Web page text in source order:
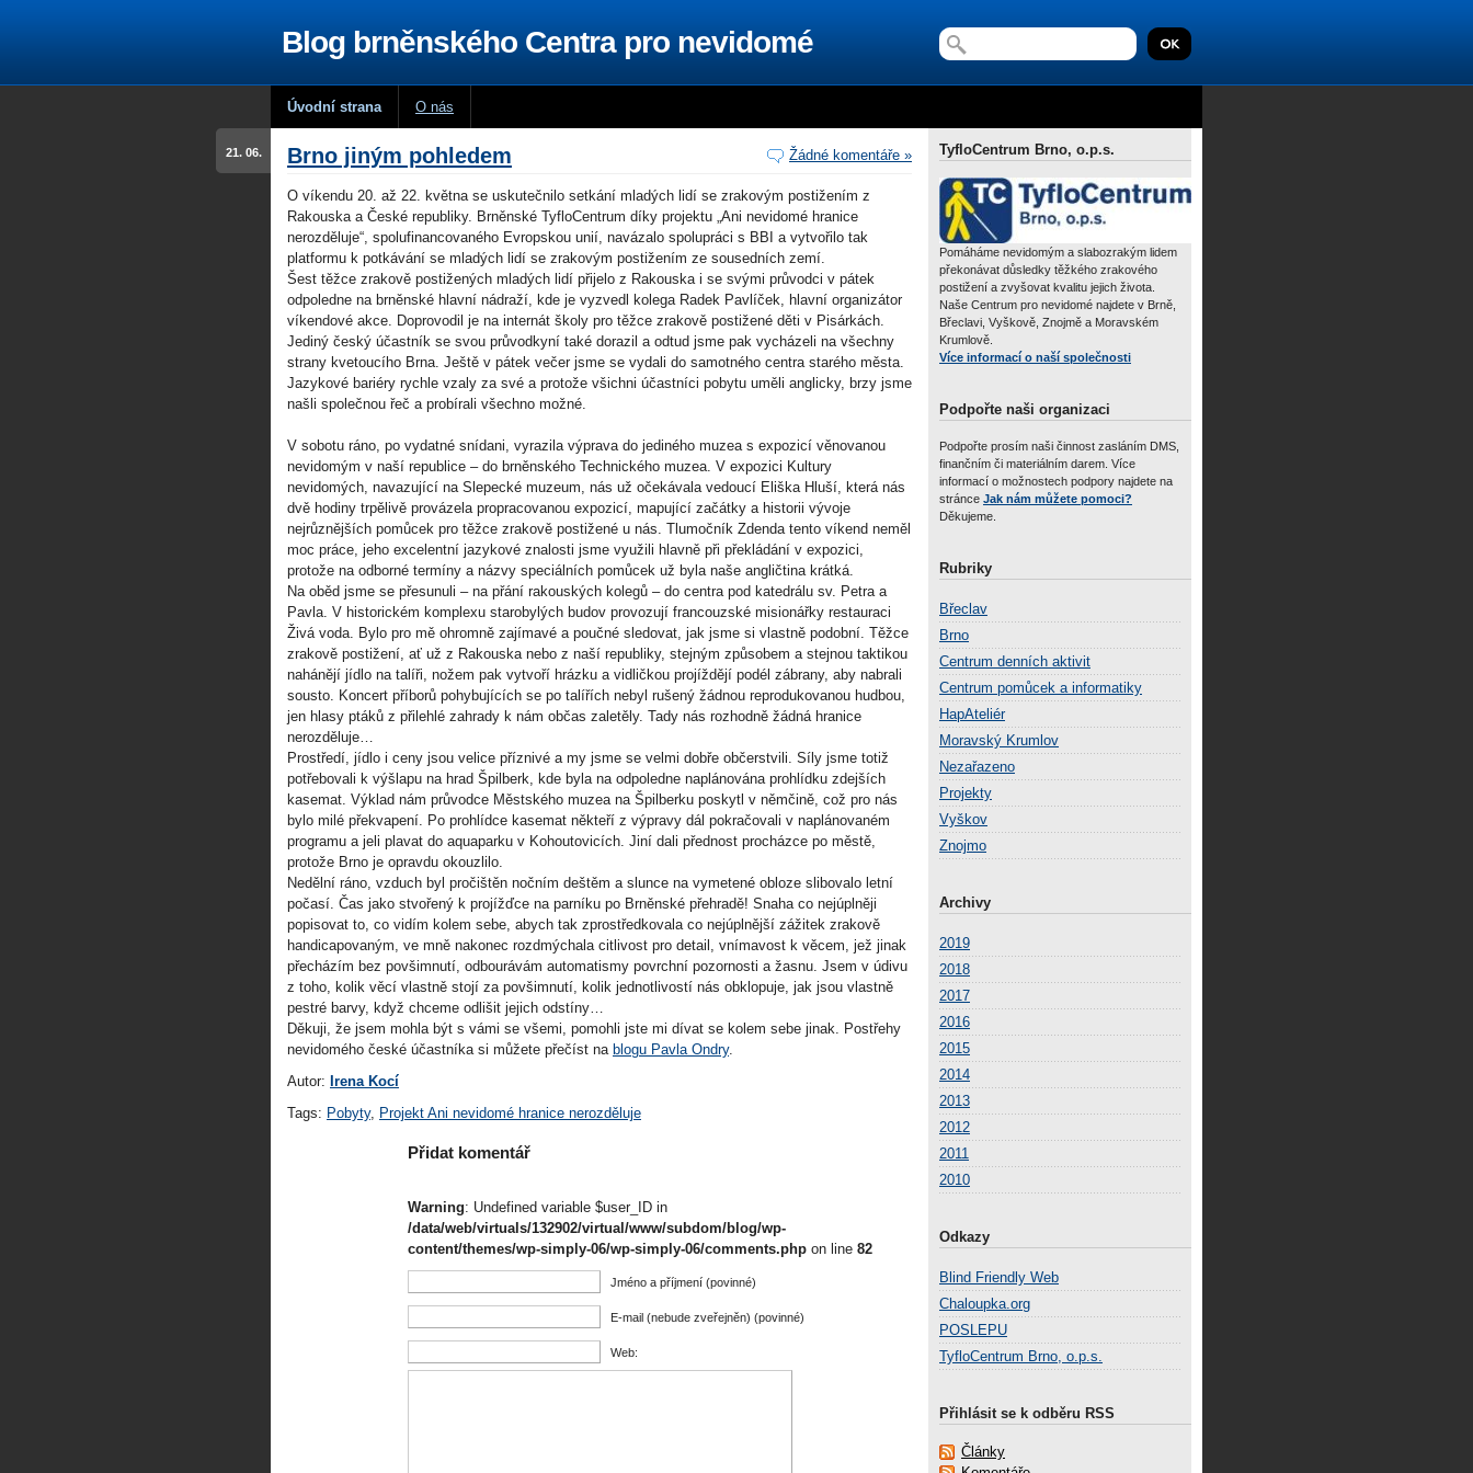
Blog brněnského Centra pro nevidomé
Úvodní strana O nás
Žádné komentáře »
Brno jiným pohledem
21. 06.
O víkendu 20. až 22. května se uskutečnilo setkání mladých lidí se zrakovým postižením z
Rakouska a České republiky. Brněnské TyfloCentrum díky projektu „Ani nevidomé hranice
nerozděluje“, spolufinancovaného Evropskou unií, navázalo spolupráci s BBI a vytvořilo tak
platformu k potkávání se mladých lidí se zrakovým postižením ze sousedních zemí.
Šest těžce zrakově postižených mladých lidí přijelo z Rakouska i se svými průvodci v pátek
odpoledne na brněnské hlavní nádraží, kde je vyzvedl kolega Radek Pavlíček, hlavní organizátor
víkendové akce. Doprovodil je na internát školy pro těžce zrakově postižené děti v Pisárkách.
Jediný český účastník se svou průvodkyní také dorazil a odtud jsme pak vycházeli na všechny
strany kvetoucího Brna. Ještě v pátek večer jsme se vydali do samotného centra starého města.
Jazykové bariéry rychle vzaly za své a protože všichni účastníci pobytu uměli anglicky, brzy jsme
našli společnou řeč a probírali všechno možné.
V sobotu ráno, po vydatné snídani, vyrazila výprava do jediného muzea s expozicí věnovanou
nevidomým v naší republice – do brněnského Technického muzea. V expozici Kultury
nevidomých, navazující na Slepecké muzeum, nás už očekávala vedoucí Eliška Hluší, která nás
dvě hodiny trpělivě provázela propracovanou expozicí, mapující začátky a historii vývoje
nejrůznějších pomůcek pro těžce zrakově postižené u nás. Tlumočník Zdenda tento víkend neměl
moc práce, jeho excelentní jazykové znalosti jsme využili hlavně při překládání v expozici,
protože na odborné termíny a názvy speciálních pomůcek už byla naše angličtina krátká.
Na oběd jsme se přesunuli – na přání rakouských kolegů – do centra pod katedrálu sv. Petra a
Pavla. V historickém komplexu starobylých budov provozují francouzské misionářky restauraci
Živá voda. Bylo pro mě ohromně zajímavé a poučné sledovat, jak jsme si vlastně podobní. Těžce
zrakově postižení, ať už z Rakouska nebo z naší republiky, stejným způsobem a stejnou taktikou
nahánějí jídlo na talíři, nožem pak vytvoří hrázku a vidličkou projíždějí podél zábrany, aby nabrali
sousto. Koncert příborů pohybujících se po talířích nebyl rušený žádnou reprodukovanou hudbou,
jen hlasy ptáků z přilehlé zahrady k nám občas zaletěly. Tady nás rozhodně žádná hranice
nerozděluje…
Prostředí, jídlo i ceny jsou velice příznivé a my jsme se velmi dobře občerstvili. Síly jsme totiž
potřebovali k výšlapu na hrad Špilberk, kde byla na odpoledne naplánována prohlídku zdejších
kasemat. Výklad nám průvodce Městského muzea na Špilberku poskytl v němčině, což pro nás
bylo milé překvapení. Po prohlídce kasemat někteří z výpravy dál pokračovali v naplánovaném
programu a jeli plavat do aquaparku v Kohoutovicích. Jiní dali přednost procházce po městě,
protože Brno je opravdu okouzlilo.
Nedělní ráno, vzduch byl pročištěn nočním deštěm a slunce na vymetené obloze slibovalo letní
počasí. Čas jako stvořený k projížďce na parníku po Brněnské přehradě! Snaha co nejúplněji
popisovat to, co vidím kolem sebe, abych tak zprostředkovala co nejúplnější zážitek zrakově
handicapovaným, ve mně nakonec rozdmýchala citlivost pro detail, vnímavost k věcem, jež jinak
přecházím bez povšimnutí, odbourávám automatismy povrchní pozornosti a žasnu. Jsem v údivu
z toho, kolik věcí vlastně stojí za povšimnutí, kolik jednotlivostí nás obklopuje, jak jsou vlastně
pestré barvy, když chceme odlišit jejich odstíny…
Děkuji, že jsem mohla být s vámi se všemi, pomohli jste mi dívat se kolem sebe jinak. Postřehy
nevidomého české účastníka si můžete přečíst na blogu Pavla Ondry.
Autor: Irena Kocí
Tags: Pobyty, Projekt Ani nevidomé hranice nerozděluje
Přidat komentář
Warning: Undefined variable $user_ID in
/data/web/virtuals/132902/virtual/www/subdom/blog/wp-
content/themes/wp-simply-06/wp-simply-06/comments.php on line 82
Jméno a příjmení (povinné)
E-mail (nebude zveřejněn) (povinné)
Web:
TyfloCentrum Brno, o.p.s.
Pomáháme nevidomým a slabozrakým lidem
překonávat důsledky těžkého zrakového
postižení a zvyšovat kvalitu jejich života.
Naše Centrum pro nevidomé najdete v Brně,
Břeclavi, Vyškově, Znojmě a Moravském
Krumlově.
Více informací o naší společnosti
Podpořte naši organizaci
Podpořte prosím naši činnost zasláním DMS,
finančním či materiálním darem. Více
informací o možnostech podpory najdete na
stránce Jak nám můžete pomoci?
Děkujeme.
Rubriky
Břeclav
Brno
Centrum denních aktivit
Centrum pomůcek a informatiky
HapAteliér
Moravský Krumlov
Nezařazeno
Projekty
Vyškov
Znojmo
Archivy
2019
2018
2017
2016
2015
2014
2013
2012
2011
2010
Odkazy
Blind Friendly Web
Chaloupka.org
POSLEPU
TyfloCentrum Brno, o.p.s.
Přihlásit se k odběru RSS
Články